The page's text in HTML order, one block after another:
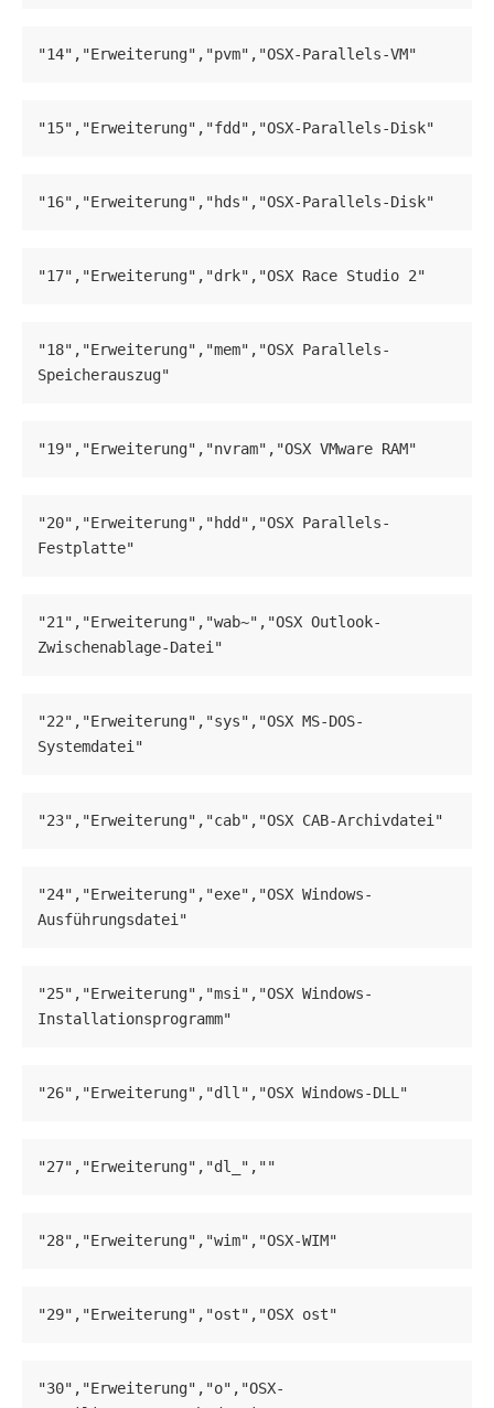
"14","Erweiterung","pvm","OSX-Parallels-VM"
"15","Erweiterung","fdd","OSX-Parallels-Disk"
"16","Erweiterung","hds","OSX-Parallels-Disk"
"17","Erweiterung","drk","OSX Race Studio 2"
"18","Erweiterung","mem","OSX Parallels-
Speicherauszug"
"19","Erweiterung","nvram","OSX VMware RAM"
"20","Erweiterung","hdd","OSX Parallels-
Festplatte"
"21","Erweiterung","wab~","OSX Outlook-
Zwischenablage-Datei"
"22","Erweiterung","sys","OSX MS-DOS-
Systemdatei"
"23","Erweiterung","cab","OSX CAB-Archivdatei"
"24","Erweiterung","exe","OSX Windows-
Ausführungsdatei"
"25","Erweiterung","msi","OSX Windows-
Installationsprogramm"
"26","Erweiterung","dll","OSX Windows-DLL"
"27","Erweiterung","dl_",""
"28","Erweiterung","wim","OSX-WIM"
"29","Erweiterung","ost","OSX ost"
"30","Erweiterung","o","OSX-